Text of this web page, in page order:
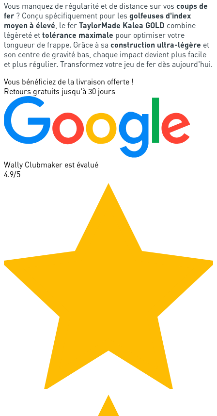
Vous manquez de régularité et de distance sur vos coups de
fer ? Conçu spécifiquement pour les golfeuses d'index
moyen à élevé , le fer TaylorMade Kalea GOLD combine
légèreté et tolérance maximale pour optimiser votre
longueur de frappe. Grâce à sa construction ultra-légère et
son centre de gravité bas, chaque impact devient plus facile
et plus régulier. Transformez votre jeu de fer dès aujourd'hui.
Vous bénéficiez de la livraison offerte !
Retours gratuits jusqu'à 30 jours
Wally Clubmaker est évalué
4.9/5